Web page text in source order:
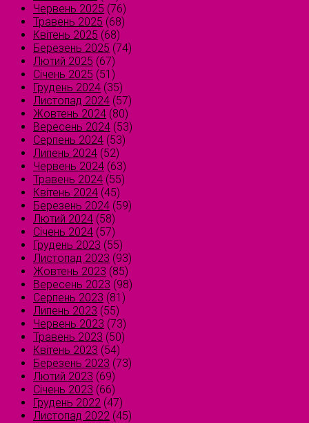
Червень 2025 (76)
Травень 2025 (68)
Квітень 2025 (68)
Березень 2025 (74)
Лютий 2025 (67)
Січень 2025 (51)
Грудень 2024 (35)
Листопад 2024 (57)
Жовтень 2024 (80)
Вересень 2024 (53)
Серпень 2024 (53)
Липень 2024 (52)
Червень 2024 (63)
Травень 2024 (55)
Квітень 2024 (45)
Березень 2024 (59)
Лютий 2024 (58)
Січень 2024 (57)
Грудень 2023 (55)
Листопад 2023 (93)
Жовтень 2023 (85)
Вересень 2023 (98)
Серпень 2023 (81)
Липень 2023 (55)
Червень 2023 (73)
Травень 2023 (50)
Квітень 2023 (54)
Березень 2023 (73)
Лютий 2023 (69)
Січень 2023 (66)
Грудень 2022 (47)
Листопад 2022 (45)